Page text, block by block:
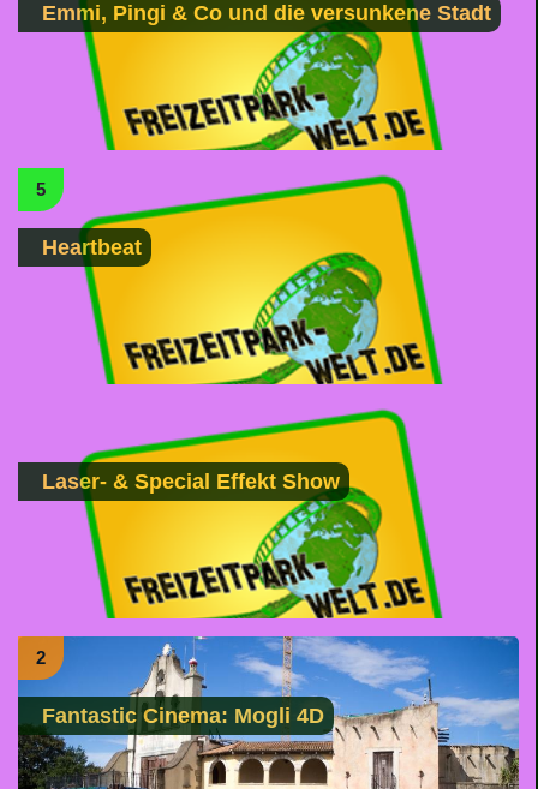
Emmi, Pingi & Co und die versunkene Stadt
5
Heartbeat
Laser- & Special Effekt Show
2
Fantastic Cinema: Mogli 4D